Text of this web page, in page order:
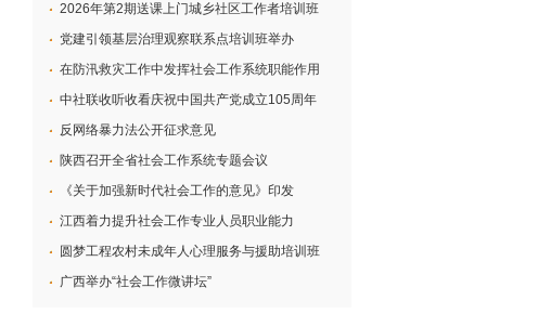
2026年第2期送课上门城乡社区工作者培训班
党建引领基层治理观察联系点培训班举办
在防汛救灾工作中发挥社会工作系统职能作用
中社联收听收看庆祝中国共产党成立105周年
反网络暴力法公开征求意见
陕西召开全省社会工作系统专题会议
《关于加强新时代社会工作的意见》印发
江西着力提升社会工作专业人员职业能力
圆梦工程农村未成年人心理服务与援助培训班
广西举办“社会工作微讲坛”